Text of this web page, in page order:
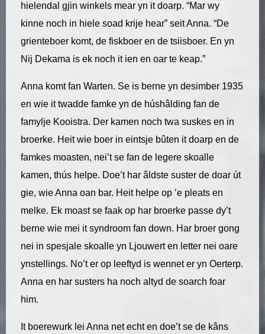
hielendal gjin winkels mear yn it doarp. “Mar wy
kinne noch in hiele soad krije hear” seit Anna. “De
grienteboer komt, de fiskboer en de tsiisboer. En yn
Nij Dekama is ek noch it ien en oar te keap.”
Anna komt fan Warten. Se is berne yn desimber 1935
en wie it twadde famke yn de húshâlding fan de
famylje Kooistra. Der kamen noch twa suskes en in
broerke. Heit wie boer in eintsje bûten it doarp en de
famkes moasten, nei’t se fan de legere skoalle
kamen, thús helpe. Doe’t har âldste suster de doar út
gie, wie Anna oan bar. Heit helpe op ’e pleats en
melke. Ek moast se faak op har broerke passe dy’t
berne wie mei it syndroom fan down. Har broer gong
nei in spesjale skoalle yn Ljouwert en letter nei oare
ynstellings. No’t er op leeftyd is wennet er yn Oerterp.
Anna en har susters ha noch altyd de soarch foar
him.
It boerewurk lei Anna net echt en doe’t se de kâns